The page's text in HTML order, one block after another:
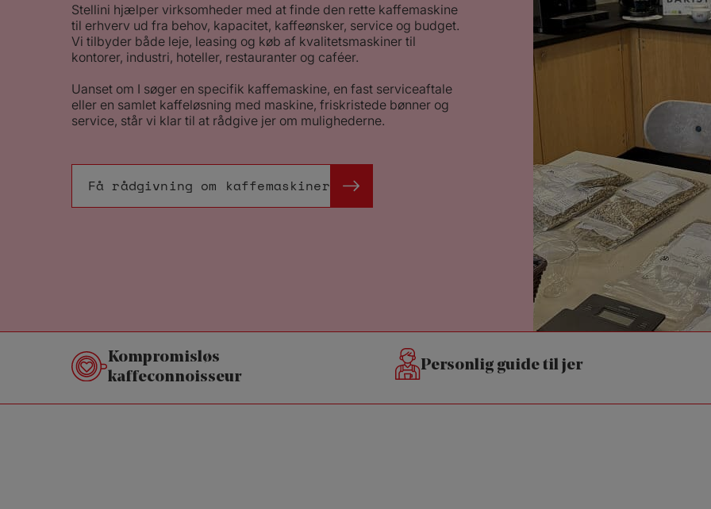
Stellini hjælper virksomheder med at finde den rette kaffemaskine
til erhverv ud fra behov, kapacitet, kaffeønsker, service og budget.
Vi tilbyder både leje, leasing og køb af kvalitetsmaskiner til
kontorer, industri, hoteller, restauranter og caféer.
Uanset om I søger en specifik kaffemaskine, en fast serviceaftale
eller en samlet kaffeløsning med maskine, friskristede bønner og
service, står vi klar til at rådgive jer om mulighederne.
Få rådgivning om kaffemaskiner
Kompromisløs
kaffeconnoisseur
Personlig guide til jer